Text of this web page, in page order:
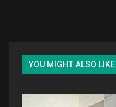
YOU MIGHT ALSO LIKE